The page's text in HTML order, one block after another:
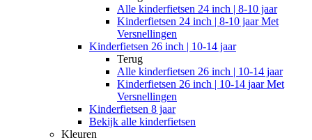
Alle kinderfietsen 24 inch | 8-10 jaar
Kinderfietsen 24 inch | 8-10 jaar Met
Versnellingen
Kinderfietsen 26 inch | 10-14 jaar
Terug
Alle kinderfietsen 26 inch | 10-14 jaar
Kinderfietsen 26 inch | 10-14 jaar Met
Versnellingen
Kinderfietsen 8 jaar
Bekijk alle kinderfietsen
Kleuren